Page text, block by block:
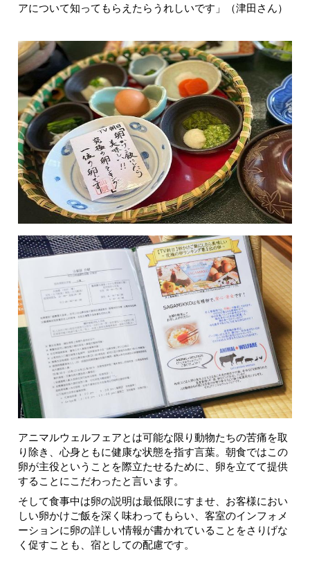
アについて知ってもらえたらうれしいです」（津田さん）
アニマルウェルフェアとは可能な限り動物たちの苦痛を取
り除き、心身ともに健康な状態を指す言葉。朝食ではこの
卵が主役ということを際立たせるために、卵を立てて提供
することにこだわったと言います。
そして食事中は卵の説明は最低限にすませ、お客様におい
しい卵かけご飯を深く味わってもらい、客室のインフォメ
ーションに卵の詳しい情報が書かれていることをさりげな
く促すことも、宿としての配慮です。